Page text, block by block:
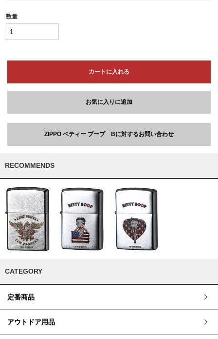
数量
カートに入れる
お気に入りに追加
ZIPPO ベティー ブープ Bに対するお問い合わせ
RECOMMENDS
CATEGORY
定番商品
アウトドア用品